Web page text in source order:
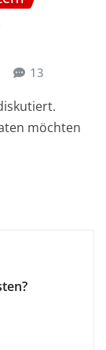
13
möchten